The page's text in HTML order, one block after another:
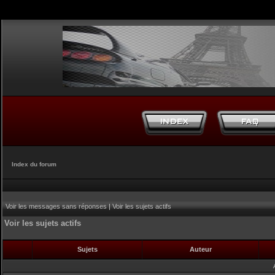
Index du forum
Voir les messages sans réponses|Voir les sujets actifs
Voir les sujets actifs
Sujets Auteur